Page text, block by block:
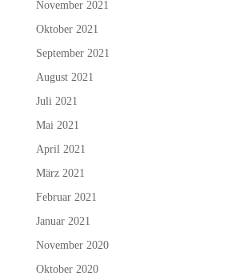
November 2021
Oktober 2021
September 2021
August 2021
Juli 2021
Mai 2021
April 2021
März 2021
Februar 2021
Januar 2021
November 2020
Oktober 2020